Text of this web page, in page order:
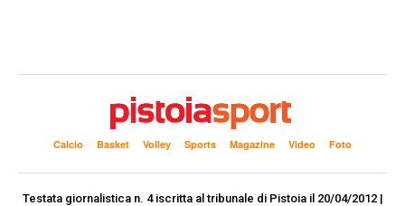
Calcio Basket Volley Sports Magazine Video Foto
Testata giornalistica n. 4 iscritta al tribunale di Pistoia il 20/04/2012 |